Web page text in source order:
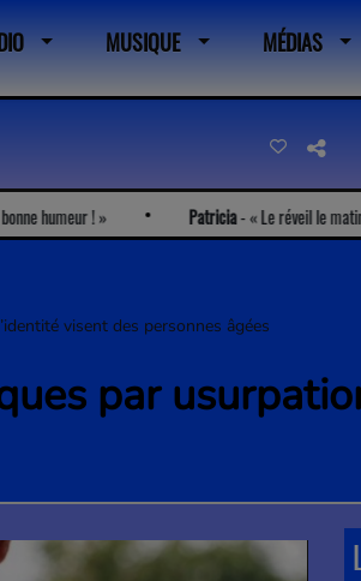
MUSIQUE MÉDIAS
! Patricia Le réveil le matin avec
visent des personnes âgées
par